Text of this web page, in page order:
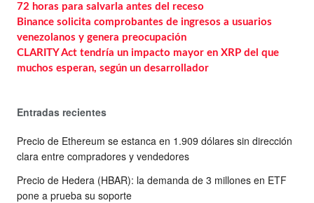
72 horas para salvarla antes del receso
Binance solicita comprobantes de ingresos a usuarios
venezolanos y genera preocupación
CLARITY Act tendría un impacto mayor en XRP del que
muchos esperan, según un desarrollador
Entradas recientes
Precio de Ethereum se estanca en 1.909 dólares sin dirección
clara entre compradores y vendedores
Precio de Hedera (HBAR): la demanda de 3 millones en ETF
pone a prueba su soporte